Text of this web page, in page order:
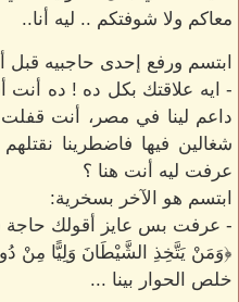
معاكم ولا شوفتكم .. ليه أنا..
ابتسم ورفع إحدى حاجبيه قبل
- ايه علاقتك بكل ده ! ده
داعم لينا في مصر، أنت
شغالين فيها فاضطرينا
عرفت ليه أنت هنا ؟
ابتسم هو الآخر بسخرية:
- عرفت بس عايز أقولك حاجة
﴿وَمَنْ يَتَّخِذِ الشَّيْطَانَ وَلِيًّا مِنْ
خلص الحوار بينا ...